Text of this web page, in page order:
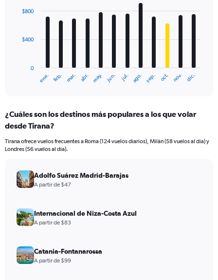
with
The
Range:
12
The
chart
Y
axis
values.
Range:
1200.
ene. feb. mar. abr. may. jun. jul. ago. sep. oct. nov. dic.
0
$400
$800
¿Cuáles son los destinos más populares a los que volar
desde Tirana?
Tirana ofrece vuelos frecuentes a Roma (124 vuelos diarios), Milán (58 vuelos al día) y
Londres (56 vuelos al día).
Adolfo Suárez Madrid-Barajas
A partir de $47
Internacional de Niza-Costa Azul
A partir de $83
Catania-Fontanarossa
A partir de $99